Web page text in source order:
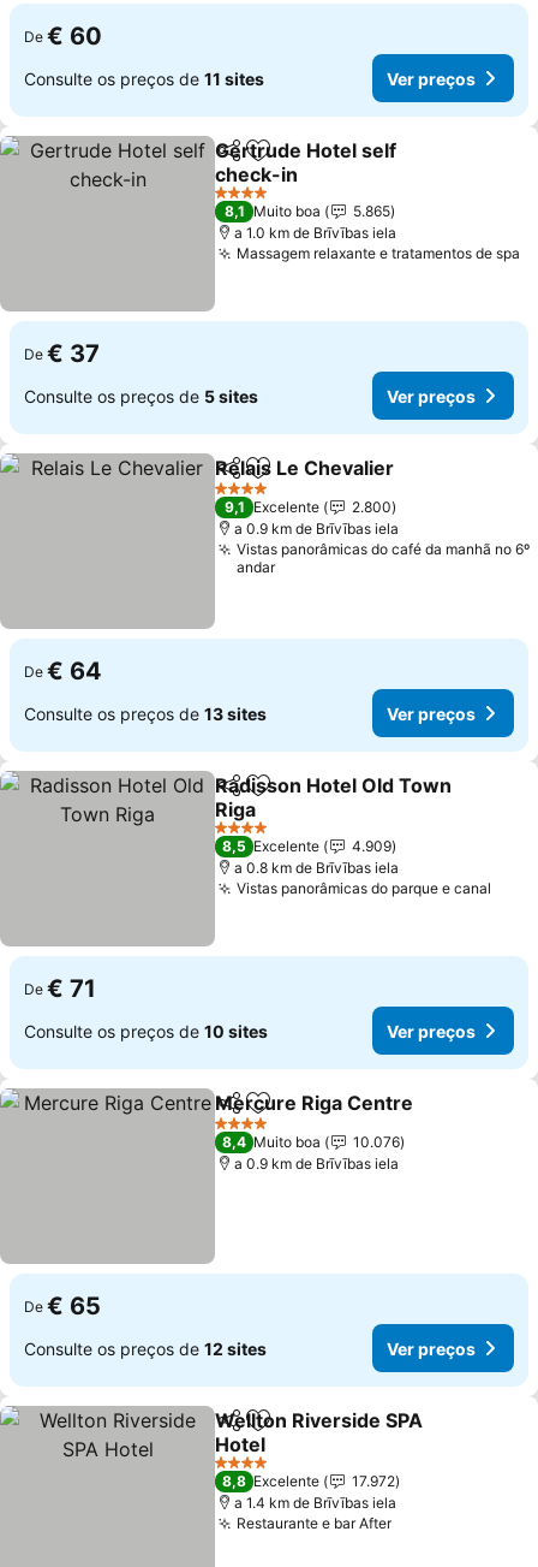
De € 60
Consulte os preços de 11 sites Ver preços
PartilharAdicionar aos favoritos
Gertrude Hotel self
check-in
4 Estrelas
8,1 Muito boa
5.865
a 1.0 km de Brīvības iela
Massagem relaxante e tratamentos de spa
De € 37
Consulte os preços de 5 sites Ver preços
PartilharAdicionar aos favoritos
Relais Le Chevalier
4 Estrelas
9,1 Excelente
2.800
a 0.9 km de Brīvības iela
Vistas panorâmicas do café da manhã no 6º
andar
De € 64
Consulte os preços de 13 sites Ver preços
PartilharAdicionar aos favoritos
Radisson Hotel Old Town
Riga
4 Estrelas
8,5 Excelente
4.909
a 0.8 km de Brīvības iela
Vistas panorâmicas do parque e canal
De € 71
Consulte os preços de 10 sites Ver preços
PartilharAdicionar aos favoritos
Mercure Riga Centre
4 Estrelas
8,4 Muito boa
10.076
a 0.9 km de Brīvības iela
De € 65
Consulte os preços de 12 sites Ver preços
PartilharAdicionar aos favoritos
Wellton Riverside SPA
Hotel
4 Estrelas
8,8 Excelente
17.972
a 1.4 km de Brīvības iela
Restaurante e bar After